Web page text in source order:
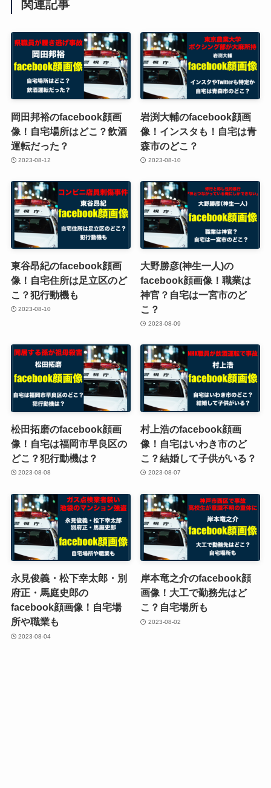
関連記事
岡田邦裕のfacebook顔画
像！自宅場所はどこ？飲酒
運転だった？
2023-08-12
岩渕大輔のfacebook顔画
像！インスタも！自宅は青
森市のどこ？
2023-08-10
東谷昂紀のfacebook顔画
像！自宅住所は足立区のど
こ？犯行動機も
2023-08-10
大野勝彦(神生一人)の
facebook顔画像！職業は
神官？自宅は一宮市のど
こ？
2023-08-09
松田拓磨のfacebook顔画
像！自宅は福岡市早良区の
どこ？犯行動機は？
2023-08-08
村上浩のfacebook顔画
像！自宅はいわき市のど
こ？結婚して子供がいる？
2023-08-07
永見俊義・松下幸太郎・別
府正・馬庭史郎の
facebook顔画像！自宅場
所や職業も
2023-08-04
岸本竜之介のfacebook顔
画像！大工で勤務先はど
こ？自宅場所も
2023-08-02